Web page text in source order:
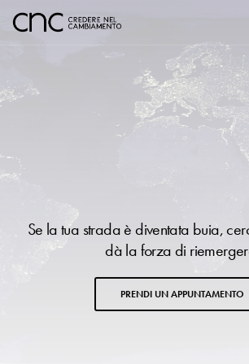
Se la tua strada è diventata buia,
dà la forza di
PRENDI UN APPUNTAMENTO